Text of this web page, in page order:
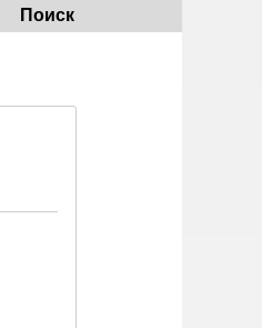
Поиск